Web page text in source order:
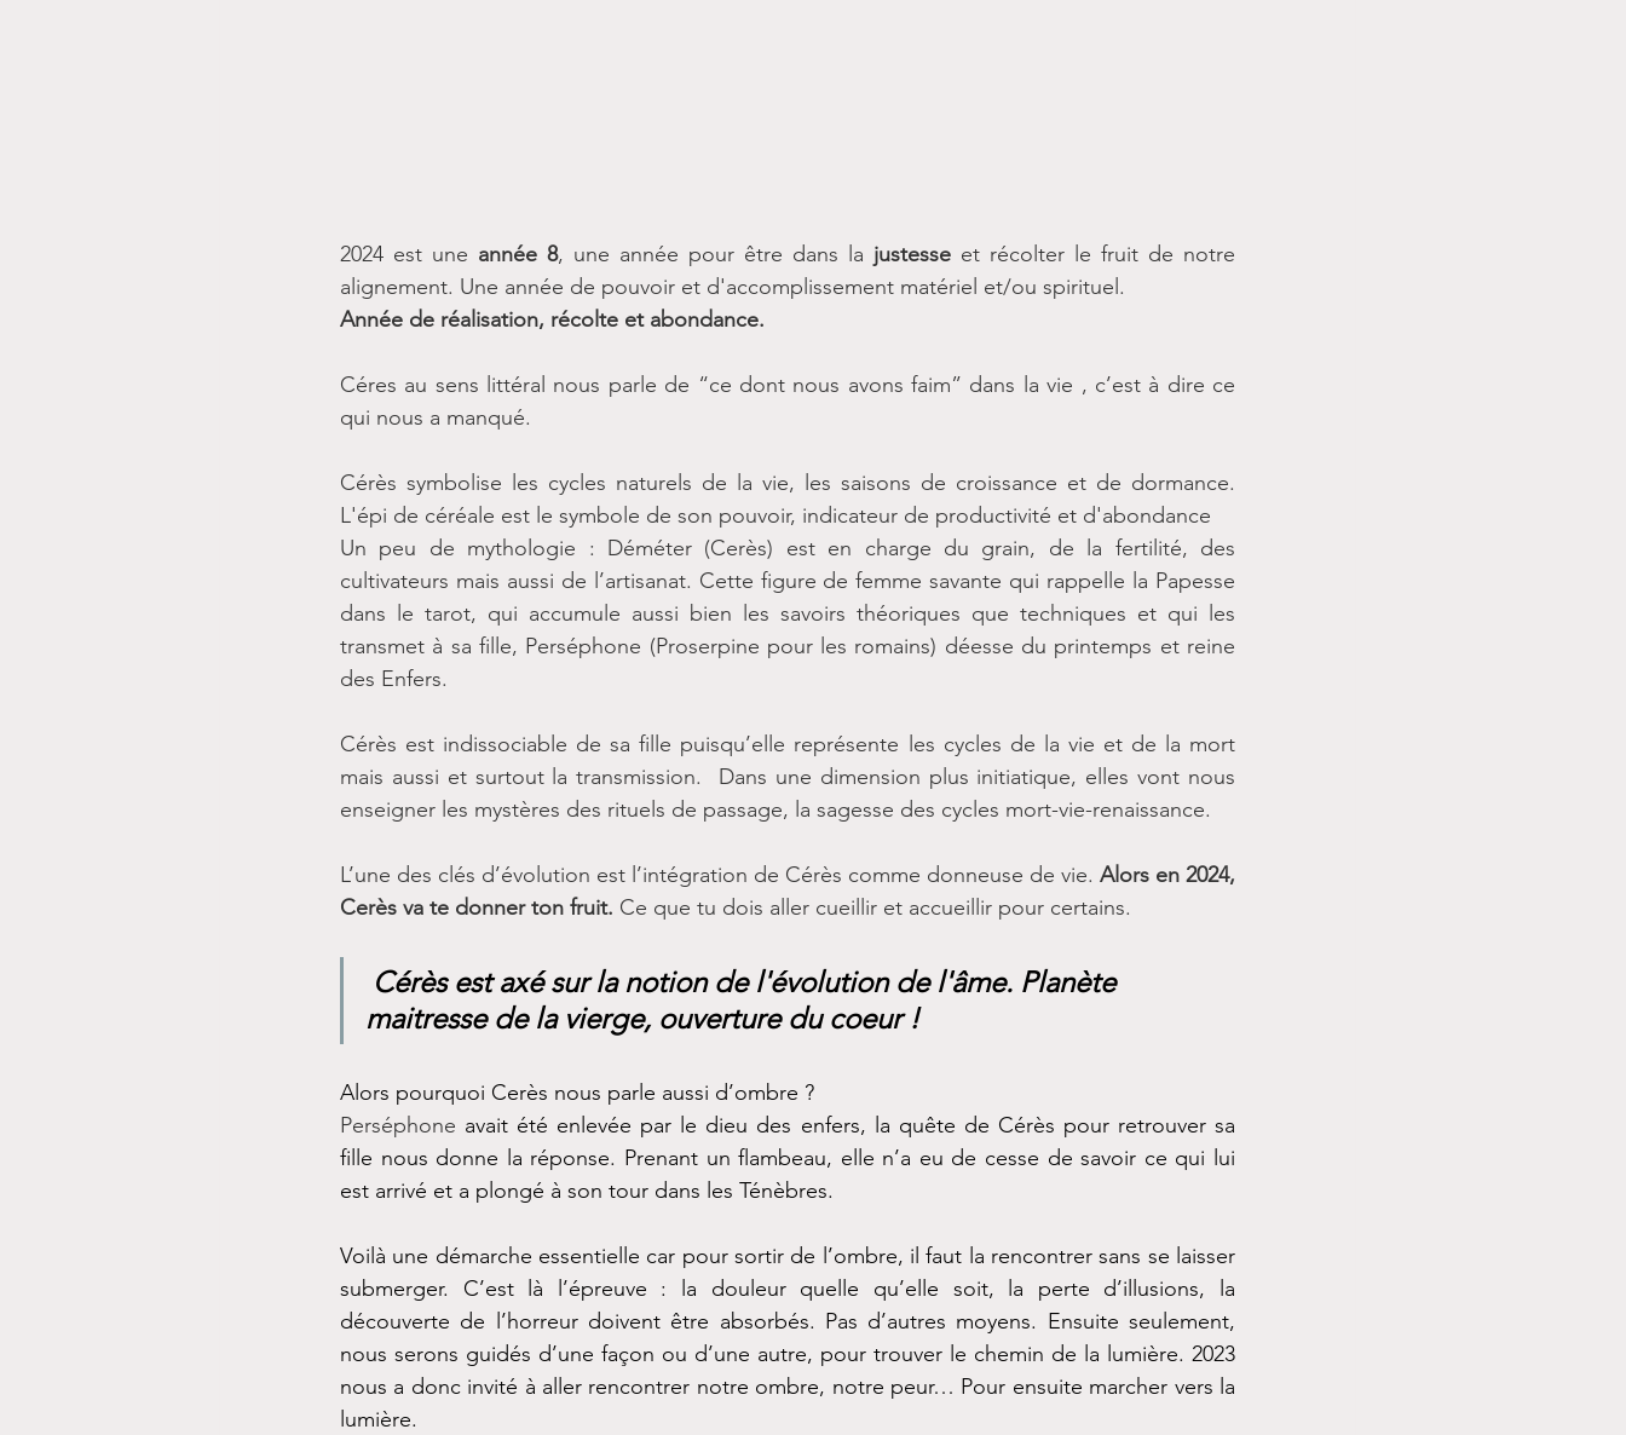
2024 est une année 8, une année pour être dans la justesse et récolter le fruit de notre
alignement. Une année de pouvoir et d'accomplissement matériel et/ou spirituel.
Année de réalisation, récolte et abondance.
Céres au sens littéral nous parle de “ce dont nous avons faim” dans la vie , c’est à dire ce
qui nous a manqué.
Cérès symbolise les cycles naturels de la vie, les saisons de croissance et de dormance.
L'épi de céréale est le symbole de son pouvoir, indicateur de productivité et d'abondance
Un peu de mythologie : Déméter (Cerès) est en charge du grain, de la fertilité, des
cultivateurs mais aussi de l’artisanat. Cette figure de femme savante qui rappelle la Papesse
dans le tarot, qui accumule aussi bien les savoirs théoriques que techniques et qui les
transmet à sa fille, Perséphone (Proserpine pour les romains) déesse du printemps et reine
des Enfers.
Cérès est indissociable de sa fille puisqu’elle représente les cycles de la vie et de la mort
mais aussi et surtout la transmission.  Dans une dimension plus initiatique, elles vont nous
enseigner les mystères des rituels de passage, la sagesse des cycles mort-vie-renaissance.
L’une des clés d’évolution est l’intégration de Cérès comme donneuse de vie. Alors en 2024,
Cerès va te donner ton fruit. Ce que tu dois aller cueillir et accueillir pour certains.
Cérès est axé sur la notion de l'évolution de l'âme. Planète
maitresse de la vierge, ouverture du coeur !
Alors pourquoi Cerès nous parle aussi d’ombre ?
Perséphone avait été enlevée par le dieu des enfers, la quête de Cérès pour retrouver sa
fille nous donne la réponse. Prenant un flambeau, elle n’a eu de cesse de savoir ce qui lui
est arrivé et a plongé à son tour dans les Ténèbres.
Voilà une démarche essentielle car pour sortir de l’ombre, il faut la rencontrer sans se laisser
submerger. C’est là l’épreuve : la douleur quelle qu’elle soit, la perte d’illusions, la
découverte de l’horreur doivent être absorbés. Pas d’autres moyens. Ensuite seulement,
nous serons guidés d’une façon ou d’une autre, pour trouver le chemin de la lumière. 2023
nous a donc invité à aller rencontrer notre ombre, notre peur… Pour ensuite marcher vers la
lumière.